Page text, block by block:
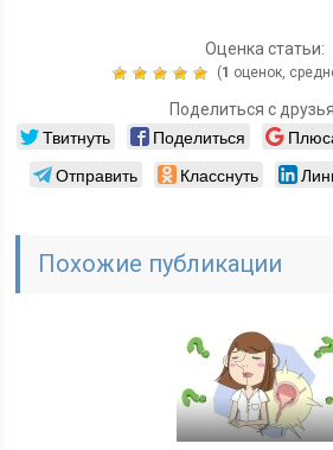
Оценка статьи:
(1 оценок,
Поделиться с
Твитнуть Поделиться
Отправить
Класснуть
Похожие публикации